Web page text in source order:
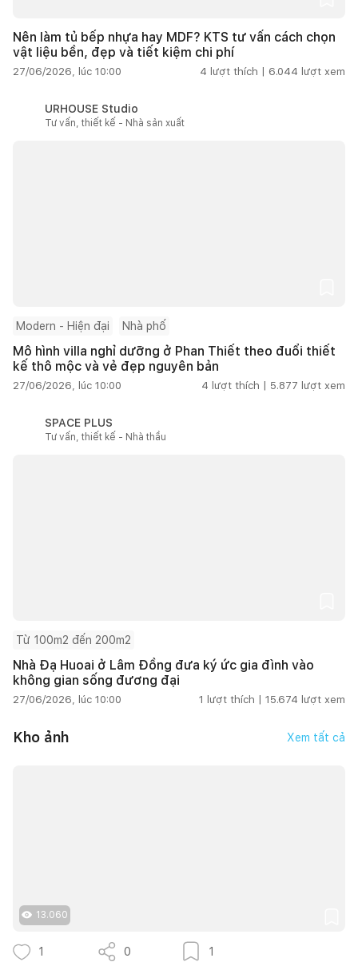
Nên làm tủ bếp nhựa hay MDF? KTS tư vấn cách chọn
vật liệu bền, đẹp và tiết kiệm chi phí
27/06/2026, lúc 10:00 4 lượt thích | 6.044 lượt xem
URHOUSE Studio
Tư vấn, thiết kế - Nhà sản xuất
Modern - Hiện đại Nhà phố
Mô hình villa nghỉ dưỡng ở Phan Thiết theo đuổi thiết
kế thô mộc và vẻ đẹp nguyên bản
27/06/2026, lúc 10:00 4 lượt thích | 5.877 lượt xem
SPACE PLUS
Tư vấn, thiết kế - Nhà thầu
Từ 100m2 đến 200m2
Nhà Đạ Huoai ở Lâm Đồng đưa ký ức gia đình vào
không gian sống đương đại
27/06/2026, lúc 10:00 1 lượt thích | 15.674 lượt xem
Kho ảnh Xem tất cả
13.060
1 0 1